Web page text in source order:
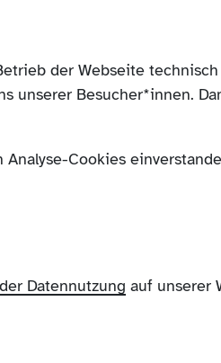
der Webseite
unserer Besucher*innen.
Cookies
Datennutzung auf unserer